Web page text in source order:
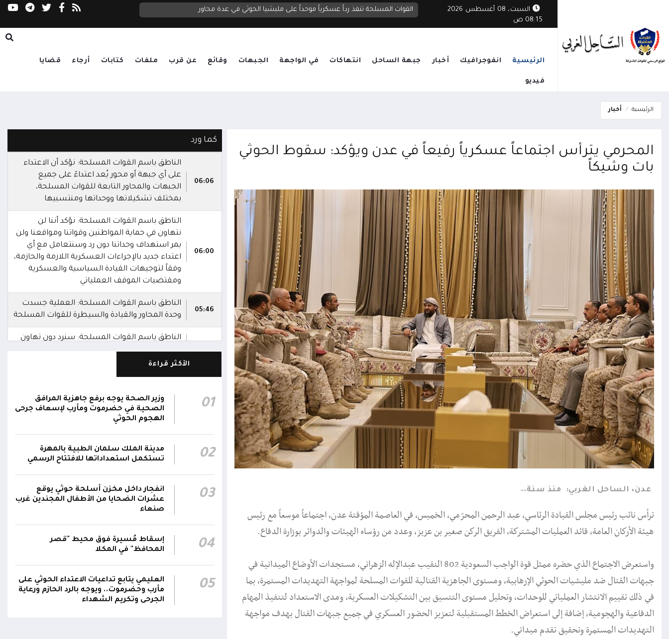
السبت، 08 أغسطس 2026
08:15 ص
القوات المسلحة تنفذ رداً عسكرياً موحداً على مليشيا الحوثي في عدة محاور السعدي يحذر مجلس الأمن: الحوثيون
الرئيسية انفوجرافيك أخبار جبهة الساحل انتهاكات في الواجهة الجبهات وقائع عن قرب ملفات كتابات أرجاء قضايا
فيديو
الرئيسية أخبار
المحرمي يترأس اجتماعاً عسكرياً رفيعاً في عدن ويؤكد: سقوط الحوثي
بات وشيكاً
عدن، الساحل الغربي: منذ سنة
ترأس نائب رئيس مجلس القيادة الرئاسي، عبد الرحمن المحرّمي، الخميس، في العاصمة المؤقتة عدن، اجتماعاً موسعاً مع رئيس
هيئة الأركان العامة، قائد العمليات المشتركة، الفريق الركن صغير بن عزيز، وعدد من رؤساء الهيئات والدوائر بوزارة الدفاع.
واستعرض الاجتماع الذي حضره ممثل قوة الواجب السعودية 802 النقيب عبدالإله الزهراني، مستجدات الأوضاع الميدانية في
جبهات القتال ضد مليشيات الحوثي الإرهابية، ومستوى الجاهزية القتالية للقوات المسلحة لمواجهة التهديدات المستمرة، بما
في ذلك تقييم الانتشار العملياتي للوحدات، وتحليل مستوى التنسيق بين التشكيلات العسكرية، ومدى الاستعداد لتنفيذ المهام
الدفاعية والهجومية، إضافة إلى استعراض الخطط المستقبلية لتعزيز الحضور العسكري في جميع جبهات القتال بهدف مواجهة
التهديدات المستمرة وتحقيق تقدم ميداني.
كما ورد
06:06
الناطق باسم القوات المسلحة: نؤكد أن الاعتداء
على أي جبهة أو محور يُعد اعتداءً على جميع
الجبهات والمحاور التابعة للقوات المسلحة،
بمختلف تشكيلاتها ووحداتها ومنتسبيها
06:00
الناطق باسم القوات المسلحة: نؤكد أننا لن
نتهاون في حماية المواطنين وقواتنا ومواقعنا ولن
يمر استهداف وحداتنا دون رد وسنتعامل مع أي
اعتداء جديد بالإجراءات العسكرية اللازمة والحازمة،
وفقاً لتوجيهات القيادة السياسية والعسكرية
ومقتضيات الموقف العملياتي
05:46
الناطق باسم القوات المسلحة: العملية جسدت
وحدة المحاور والقيادة والسيطرة للقوات المسلحة
الناطق باسم القوات المسلحة: سنرد دون تهاون
حال استمرت اعتداءات الحوثيين الغادرة
05:34
المقاومة الوطنية تصد هجوماً حوثياً في جبهتي
الحيمة بالتحيتا وحيس جنوب الحديدة
بصورة دائمة لمتابعة التطورات الميدانية والأمنية
واتخاذ ما يلزم من إجراءات بصورة عاجلة ومستمرة
بما يضمن سرعة الاستجابة للتصعيد الحوثي
والتعامل مع تداعياته على مختلف المستويات
01:12
أقر #مجلس_الدفاع_الوطني جملة من القرارات
والتوجيهات الهادفة إلى رفع مستوى الجاهزية
العسكرية والأمنية والدفاع المدني وتعزيز التنسيق
بين مؤسسات الدولة وحماية المدنيين والمنشآت
الأكثر قراءة
01
وزير الصحة يوجه برفع جاهزية المرافق
الصحية في حضرموت ومأرب لإسعاف جرحى
الهجوم الحوثي
02
مدينة الملك سلمان الطبية بالمهرة
تستكمل استعداداتها للافتتاح الرسمي
03
انفجار داخل مخزن أسلحة حوثي يوقع
عشرات الضحايا من الأطفال المجندين غرب
صنعاء
04
إسقاط مُسيرة فوق محيط "قصر
المحافظ" في المكلا
05
العليمي يتابع تداعيات الاعتداء الحوثي على
مأرب وحضرموت.. ويوجه بالرد الحازم ورعاية
الجرحى وتكريم الشهداء